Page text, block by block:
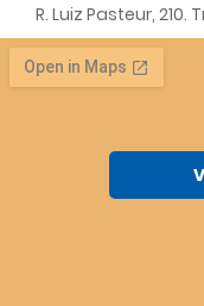
R. Luiz Pasteur,